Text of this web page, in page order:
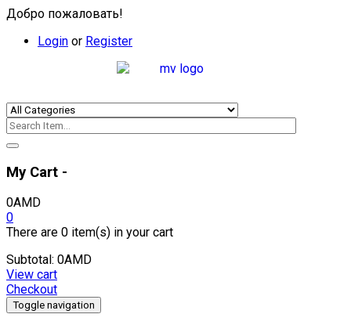
Добро пожаловать!
Login or Register
My Cart -
0AMD
0
There are 0 item(s) in your cart
Subtotal: 0AMD
View cart
Checkout
Toggle navigation